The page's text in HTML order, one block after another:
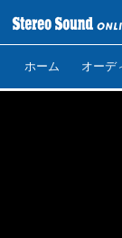
ホーム オーデ